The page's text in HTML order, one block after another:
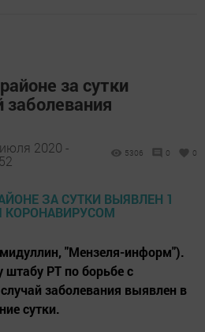
за сутки
заболевания
2020 -
5306 0 0
"Мензеля-информ").
штабу РТ по борьбе с
заболевания выявлен в
сутки.